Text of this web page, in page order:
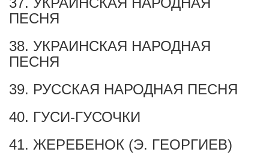
ПЕСНЯ
38. УКРАИНСКАЯ НАРОДНАЯ
ПЕСНЯ
39. РУССКАЯ НАРОДНАЯ ПЕСНЯ
40. ГУСИ-ГУСОЧКИ
41. ЖЕРЕБЕНОК (Э. ГЕОРГИЕВ)